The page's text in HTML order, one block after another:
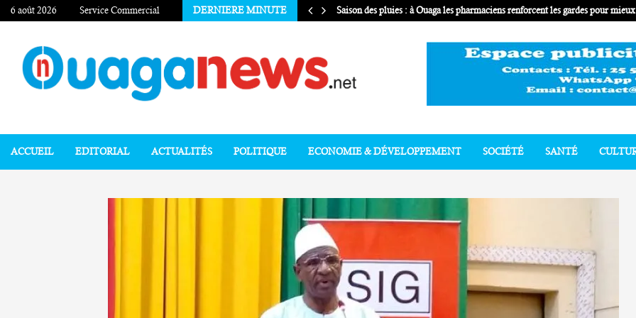
6 août 2026 Service Commercial DERNIERE MINUTE Saison des pluies : à Ouaga les pharmaciens renforcent les gardes pour
ACCUEIL EDITORIAL ACTUALITÉS POLITIQUE ECONOMIE & DÉVELOPPEMENT SOCIÉTÉ SANTÉ